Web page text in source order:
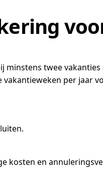
twee vakanties
per jaar
kosten en